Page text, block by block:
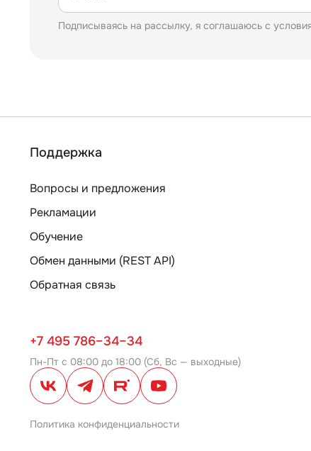
Подписываясь на рассылку, я соглашаюсь с
Поддержка
Вопросы и предложения
Рекламации
Обучение
Обмен данными (REST API)
Обратная связь
+7 495 786–34–34
Пн-Пт с 08:00 до 18:00 (Сб, Вс — выходные)
Политика конфиденциальности